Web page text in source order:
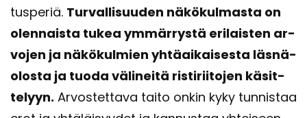
tus­pe­riä. Tur­val­li­suu­den nä­kö­kul­mas­ta on
olen­nais­ta tukea ym­mär­rys­tä eri­lais­ten ar­
vo­jen ja nä­kö­kul­mien yh­tä­ai­kai­ses­ta läs­nä­
olos­ta ja tuoda vä­li­nei­tä ris­ti­rii­to­jen kä­sit­
te­lyyn. Ar­vos­tet­ta­va taito onkin kyky tun­nis­taa